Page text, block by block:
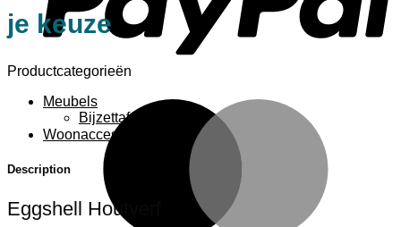
je keuze
Productcategorieën
Meubels
Bijzettafels
Woonaccessoires
Description
Eggshell Houtverf